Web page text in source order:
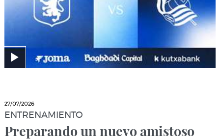
27/07/2026
ENTRENAMIENTO
Preparando un nuevo amistoso